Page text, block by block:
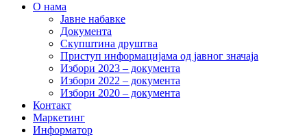
О нама
Јавне набавке
Документа
Скупштина друштва
Приступ информацијама од јавног значаја
Избори 2023 – документа
Избори 2022 – документа
Избори 2020 – документа
Контакт
Маркетинг
Информатор